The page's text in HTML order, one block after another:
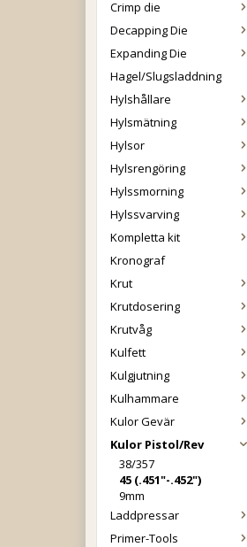
Crimp die
Decapping Die
Expanding Die
Hagel/Slugsladdning
Hylshållare
Hylsmätning
Hylsor
Hylsrengöring
Hylssmorning
Hylssvarving
Kompletta kit
Kronograf
Krut
Krutdosering
Krutvåg
Kulfett
Kulgjutning
Kulhammare
Kulor Gevär
Kulor Pistol/Rev
38/357
45 (.451"-.452")
9mm
Laddpressar
Primer-Tools